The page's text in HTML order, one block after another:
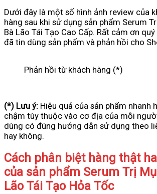
Dưới đây là một số hình ảnh review của
hàng sau khi sử dụng sản phẩm Serum
Bà Lão Tái Tạo Cao Cấp. Rất cảm ơn quý
đã tin dùng sản phẩm và phản hồi cho
Phản hồi từ khách hàng (*)
(*) Lưu ý: Hiệu quả của sản phẩm nhanh
chậm tùy thuộc vào cơ địa của mỗi
dùng có đúng hướng dẫn sử dụng theo
hay không.
Cách phân biệt hàng thật
của sản phẩm Serum Trị
Lão Tái Tạo Hỏa Tốc